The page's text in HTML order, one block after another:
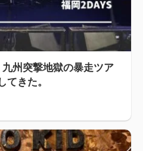
州突撃地獄の暴走ツア
てきた。